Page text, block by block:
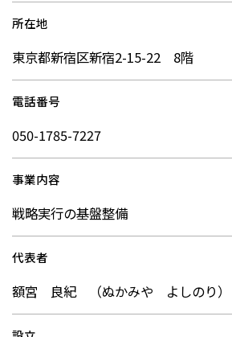
所在地
東京都新宿区新宿2-15-22 8階
電話番号
050-1785-7227
事業内容
戦略実行の基盤整備
代表者
額宮 良紀 （ぬかみや よしのり）